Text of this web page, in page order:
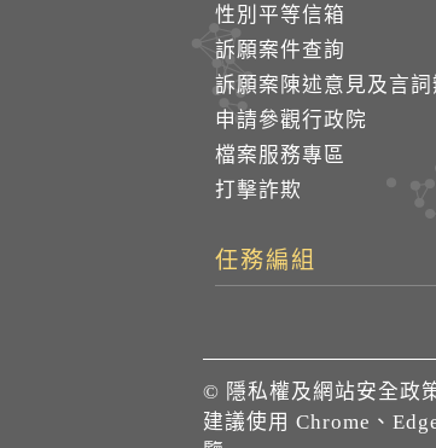
性別平等信箱
訴願案件查詢
訴願案陳述意見及言詞
申請參觀行政院
檔案服務專區
打擊詐欺
任務編組
© 隱私權及網站安全政
建議使用 Chrome、